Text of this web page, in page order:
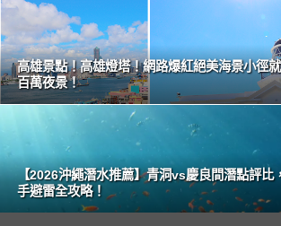
高雄景點！高雄燈塔！網路爆紅絕美海景小徑
百萬夜景！
【2026沖繩潛水推薦】青洞vs慶良間潛點評比
手避雷全攻略！